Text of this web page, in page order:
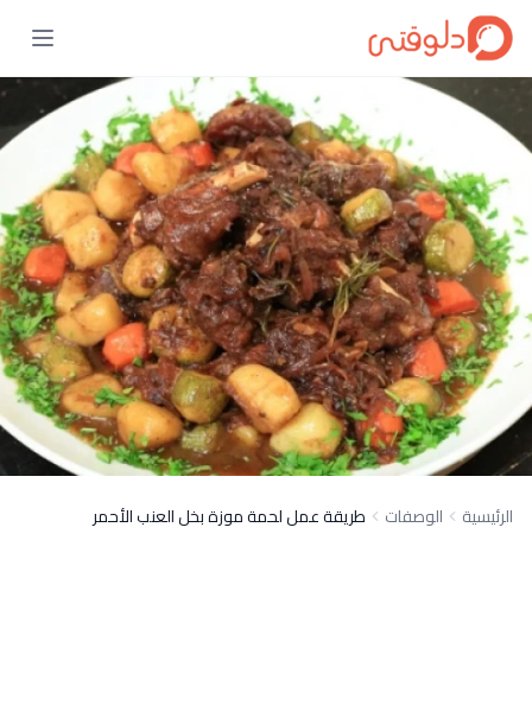
الرئيسية الوصفات طريقة عمل لحمة موزة بخل العنب الأحمر